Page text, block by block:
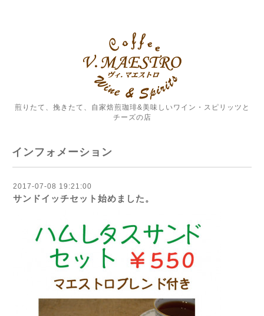
煎りたて、挽きたて、自家焙煎珈琲&美味しいワイン・スピリッツと
チーズの店
インフォメーション
2017-07-08 19:21:00
サンドイッチセット始めました。